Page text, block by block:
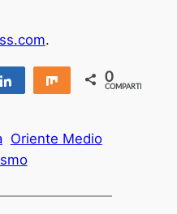
.
Compartir Compartir
0
COMPARTIR
Oriente Medio